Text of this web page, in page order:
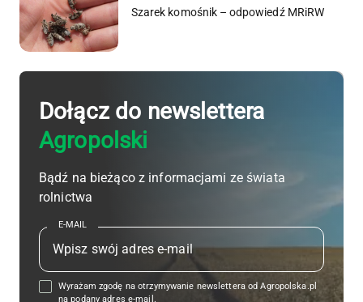
Szarek komośnik – odpowiedź MRiRW
Dołącz do newslettera
Agropolski
Bądź na bieżąco z informacjami ze świata
rolnictwa
E-MAIL
Wyrażam zgodę na otrzymywanie newslettera od Agropolska.pl
na podany adres e-mail.